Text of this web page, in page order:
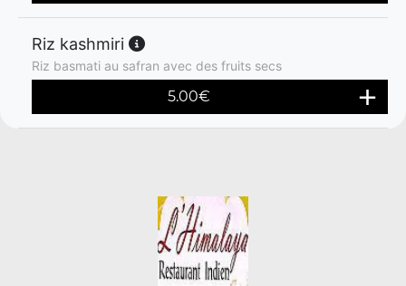
Riz kashmiri
Riz basmati au safran avec des fruits secs
5.00€